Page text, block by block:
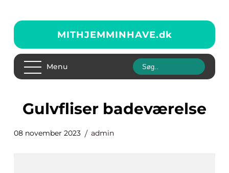
MITHJEMMINHAVE.dk
Menu
gulvfliser badeværelse
08 november 2023 admin